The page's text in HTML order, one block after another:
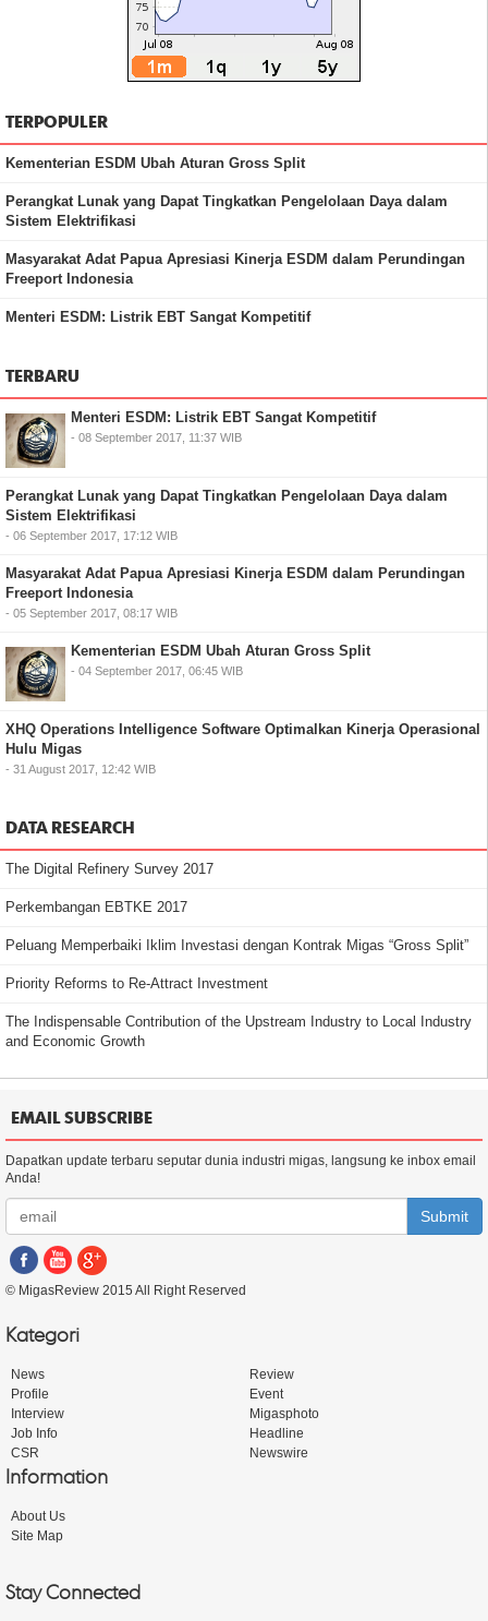
TERPOPULER
Kementerian ESDM Ubah Aturan Gross Split
Perangkat Lunak yang Dapat Tingkatkan Pengelolaan Daya dalam
Sistem Elektrifikasi
Masyarakat Adat Papua Apresiasi Kinerja ESDM dalam Perundingan
Freeport Indonesia
Menteri ESDM: Listrik EBT Sangat Kompetitif
TERBARU
Menteri ESDM: Listrik EBT Sangat Kompetitif
- 08 September 2017, 11:37 WIB
Perangkat Lunak yang Dapat Tingkatkan Pengelolaan Daya dalam
Sistem Elektrifikasi
- 06 September 2017, 17:12 WIB
Masyarakat Adat Papua Apresiasi Kinerja ESDM dalam Perundingan
Freeport Indonesia
- 05 September 2017, 08:17 WIB
Kementerian ESDM Ubah Aturan Gross Split
- 04 September 2017, 06:45 WIB
XHQ Operations Intelligence Software Optimalkan Kinerja Operasional
Hulu Migas
- 31 August 2017, 12:42 WIB
DATA RESEARCH
The Digital Refinery Survey 2017
Perkembangan EBTKE 2017
Peluang Memperbaiki Iklim Investasi dengan Kontrak Migas “Gross Split”
Priority Reforms to Re-Attract Investment
The Indispensable Contribution of the Upstream Industry to Local Industry
and Economic Growth
EMAIL SUBSCRIBE
Dapatkan update terbaru seputar dunia industri migas, langsung ke inbox email
Anda!
Submit
© MigasReview 2015 All Right Reserved
Kategori
News
Review
Profile
Event
Interview
Migasphoto
Job Info
Headline
CSR
Newswire
Information
About Us
Site Map
Stay Connected